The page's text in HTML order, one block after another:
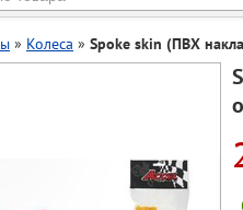
» Колеса » Spoke skin (ПВХ